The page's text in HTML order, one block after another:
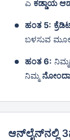
ಎ ಕಡ್ಡಾಯ
ಹಂತ 5:
ಬಳಸುವ
ಹಂತ 6:
ನಿಮ್ಮ
ಆನ್‌ಲೈನ್‌ನಲ್ಲಿ 3ನೇ ವ್ಯಕ್ತಿ ಬೈಕ್ ವಿಮೆಯನ್ನು